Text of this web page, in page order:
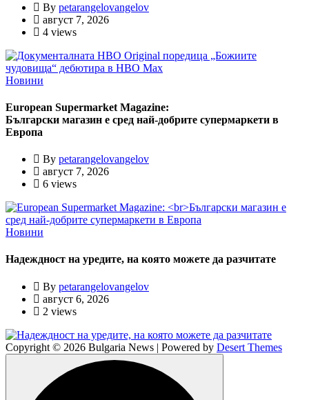
By petarangelovangelov
август 7, 2026
4 views
Новини
European Supermarket Magazine:
Български магазин е сред най-добрите супермаркети в
Европа
By petarangelovangelov
август 7, 2026
6 views
Новини
Надеждност на уредите, на която можете да разчитате
By petarangelovangelov
август 6, 2026
2 views
Copyright © 2026 Bulgaria News | Powered by Desert Themes